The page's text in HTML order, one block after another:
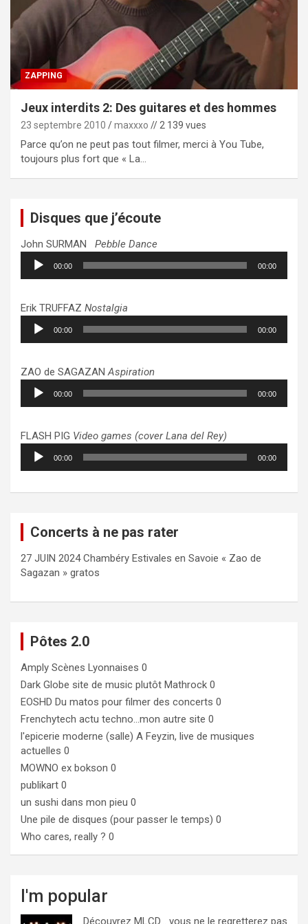
ZAPPING
Jeux interdits 2: Des guitares et des hommes
23 septembre 2010 maxxxo // 2 139 vues
Parce qu’on ne peut pas tout filmer, merci à You Tube,
toujours plus fort que « La…
Disques que j’écoute
John SURMAN Pebble Dance
Lecteur
audio
00:00 00:00
Erik TRUFFAZ Nostalgia
Lecteur
audio
00:00 00:00
ZAO de SAGAZANAspiration
Lecteur
audio
00:00 00:00
FLASH PIG Video games (cover Lana del Rey)
Lecteur
audio
00:00 00:00
Concerts à ne pas rater
27 JUIN 2024 Chambéry Estivales en Savoie « Zao de
Sagazan » gratos
Pôtes 2.0
Amply Scènes Lyonnaises 0
Dark Globe site de music plutôt Mathrock 0
EOSHD Du matos pour filmer des concerts 0
Frenchytech actu techno…mon autre site 0
l'epicerie moderne (salle) A Feyzin, live de musiques
actuelles 0
MOWNO ex bokson 0
publikart 0
un sushi dans mon pieu 0
Une pile de disques (pour passer le temps) 0
Who cares, really ? 0
I'm popular
Découvrez MLCD… vous ne le regretterez pas